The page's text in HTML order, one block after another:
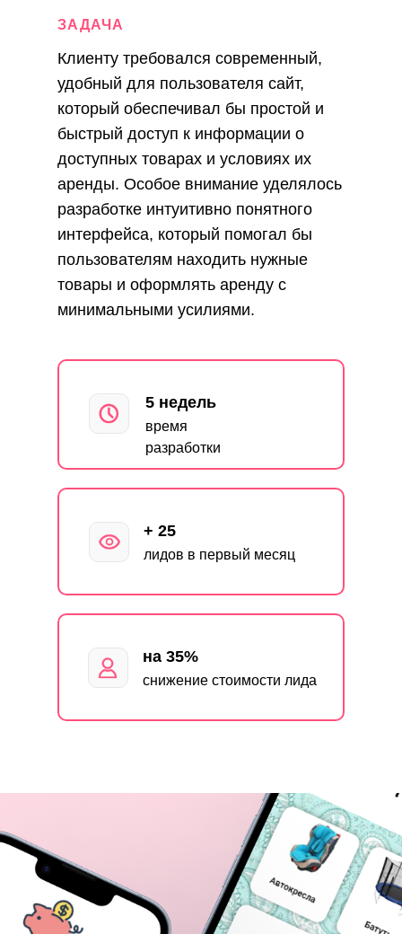
Клиенту требовался современный,
удобный для пользователя сайт,
который обеспечивал бы простой и
быстрый доступ к информации о
доступных товарах и условиях их
аренды. Особое внимание уделялось
разработке интуитивно понятного
интерфейса, который помогал бы
пользователям находить нужные
товары и оформлять аренду с
минимальными усилиями.
ЗАДАЧА
5 недель
время
разработки
+ 25
лидов в первый месяц
на 35%
снижение стоимости лида